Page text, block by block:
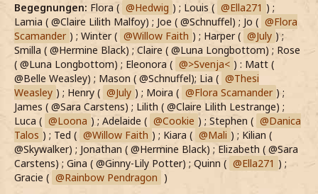
Begegnungen: Flora ( Hedwig ) ; Louis ( Ella271 ) ;
Lamia ( @Claire Lilith Malfoy) ; Joe ( @Schnuffel) ; Jo (
Flora
Scamander ) ; Winter ( Willow Faith ) ; Harper ( July ) ;
Smilla ( @Hermine Black) ; Claire ( @Luna Longbottom) ; Rose
( @Luna Longbottom) ; Eleonora (
>Svenja< ) : Matt (
@Belle Weasley) ; Mason ( @Schnuffel); Lia (
Thesi
Weasley ) ; Henry ( July ) ; Moira ( Flora Scamander ) ;
James ( @Sara Carstens) ; Lilith ( @Claire Lilith Lestrange) ;
Luca (
Loona ) ; Adelaide ( Cookie ) ; Stephen (
Danica
Talos ) ; Ted ( Willow Faith ) ; Kiara ( Mali ) ; Kilian (
@Skywalker) ; Jonathan ( @Hermine Black) ; Elizabeth ( @Sara
Carstens) ; Gina ( @Ginny-Lily Potter) ; Quinn (
Ella271 ) ;
Gracie (
Rainbow Pendragon )